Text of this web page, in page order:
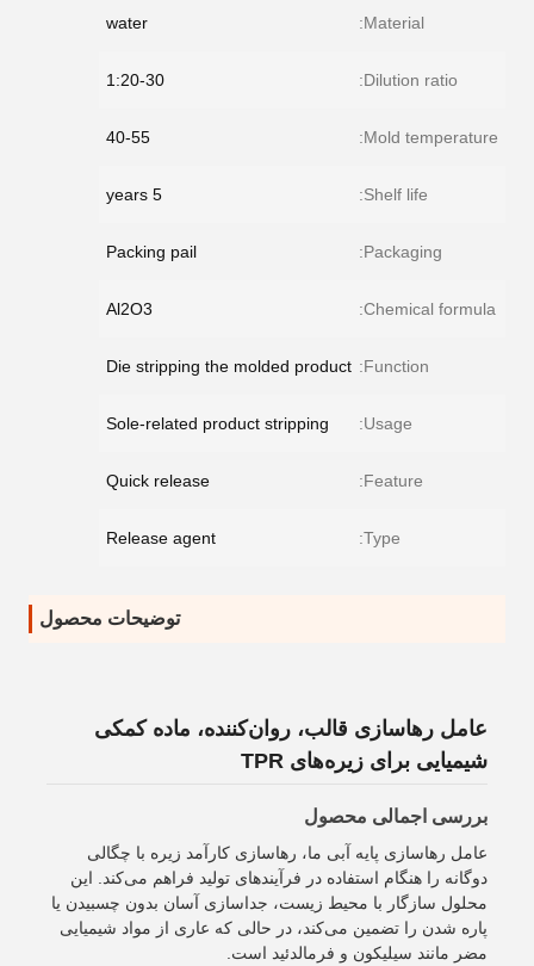
Material:
water
Dilution ratio:
1:20-30
Mold temperature:
40-55
Shelf life:
5 years
Packaging:
Packing pail
Chemical formula:
Al2O3
Function:
Die stripping the molded product
Usage:
Sole-related product stripping
Feature:
Quick release
Type:
Release agent
توضیحات محصول
عامل رهاسازی قالب، روان‌کننده، ماده کمکی
شیمیایی برای زیره‌های TPR
بررسی اجمالی محصول
عامل رهاسازی پایه آبی ما، رهاسازی کارآمد زیره با چگالی
دوگانه را هنگام استفاده در فرآیندهای تولید فراهم می‌کند. این
محلول سازگار با محیط زیست، جداسازی آسان بدون چسبیدن یا
پاره شدن را تضمین می‌کند، در حالی که عاری از مواد شیمیایی
مضر مانند سیلیکون و فرمالدئید است.